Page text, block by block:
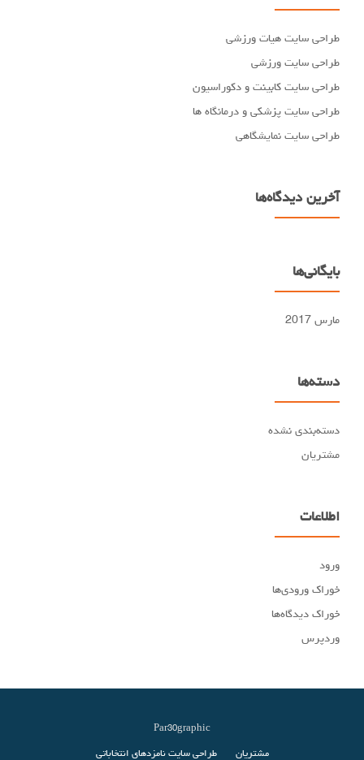
طراحی سایت هیات ورزشی
طراحی سایت ورزشی
طراحی سایت کابینت و دکوراسیون
طراحی سایت پزشکی و درمانگاه ها
طراحی سایت نمایشگاهی
آخرین دیدگاه‌ها
بایگانی‌ها
مارس 2017
دسته‌ها
دسته‌بندی نشده
مشتریان
اطلاعات
ورود
خوراک ورودی‌ها
خوراک دیدگاه‌ها
وردپرس
Par30graphic
Secondary
مشتریان طراحی سایت نامزدهای انتخاباتی